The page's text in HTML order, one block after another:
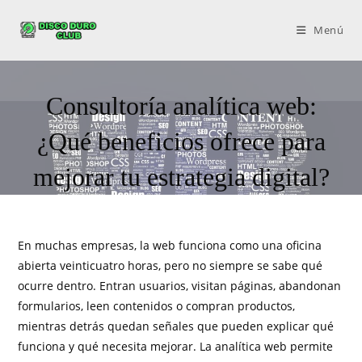
Menú
Consultoría analítica web:
¿Qué beneficios ofrece para
mejorar tu estrategia digital?
En muchas empresas, la web funciona como una oficina
abierta veinticuatro horas, pero no siempre se sabe qué
ocurre dentro. Entran usuarios, visitan páginas, abandonan
formularios, leen contenidos o compran productos,
mientras detrás quedan señales que pueden explicar qué
funciona y qué necesita mejorar. La analítica web permite